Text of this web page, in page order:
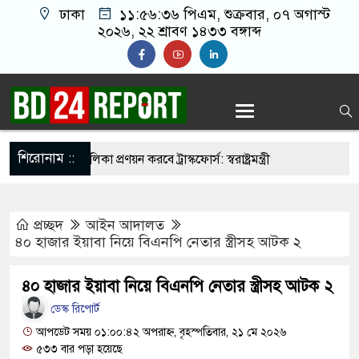
ঢাকা ১১:৫৬:৩৭ পিএম, শুক্রবার, ০৭ অগাস্ট
২০২৬, ২২ শ্রাবণ ১৪৩৩ বঙ্গাব্দ
শিরোনাম ::তালিকা প্রণয়ন করবে ট্রাস্কফোর্স: স্বরাষ্ট্রমন্ত্রী
থেকে খুলে ফেলা হচ্ছে মাইক, শুভেন্দু বলছেন-
প্রচ্ছদ
আইন আদালত
৪০ হাজার ইয়াবা নিয়ে বিএনপি নেতার স্ত্রীসহ আটক ২
৪০ হাজার ইয়াবা নিয়ে বিএনপি নেতার স্ত্রীসহ আটক ২
ডেস্ক রিপোর্ট
আপডেট সময় ০১:০০:৪২ অপরাহ্ন, বৃহস্পতিবার, ২১ মে ২০২৬
৫৩৩ বার পড়া হয়েছে